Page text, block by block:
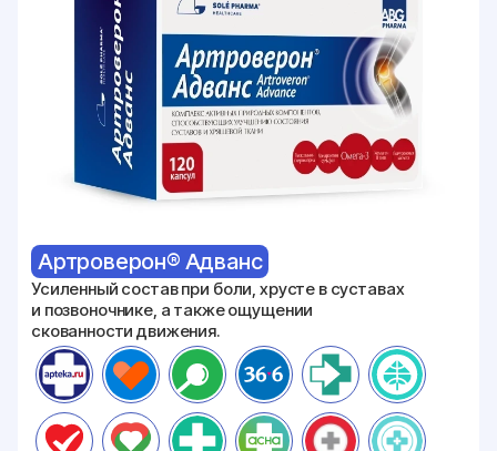
Артроверон® Адванс
Усиленный состав при боли, хрусте в суставах
и позвоночнике, а также ощущении
скованности движения.